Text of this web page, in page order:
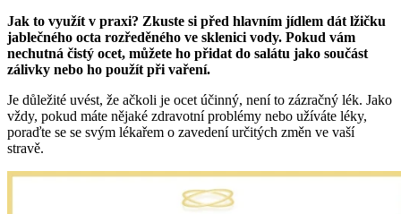
Jak to využít v praxi? Zkuste si před hlavním jídlem dát lžičku
jablečného octa rozředěného ve sklenici vody. Pokud vám
nechutná čistý ocet, můžete ho přidat do salátu jako součást
zálivky nebo ho použít při vaření.
Je důležité uvést, že ačkoli je ocet účinný, není to zázračný lék. Jako
vždy, pokud máte nějaké zdravotní problémy nebo užíváte léky,
poraďte se se svým lékařem o zavedení určitých změn ve vaší
stravě.